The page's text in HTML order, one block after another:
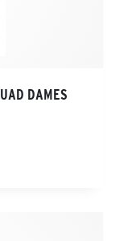
DAMES